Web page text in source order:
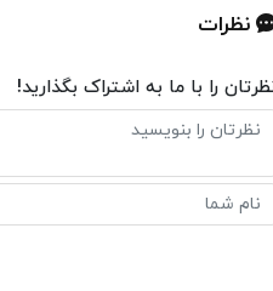
نظرات
را با ما به اشتراک بگذارید!